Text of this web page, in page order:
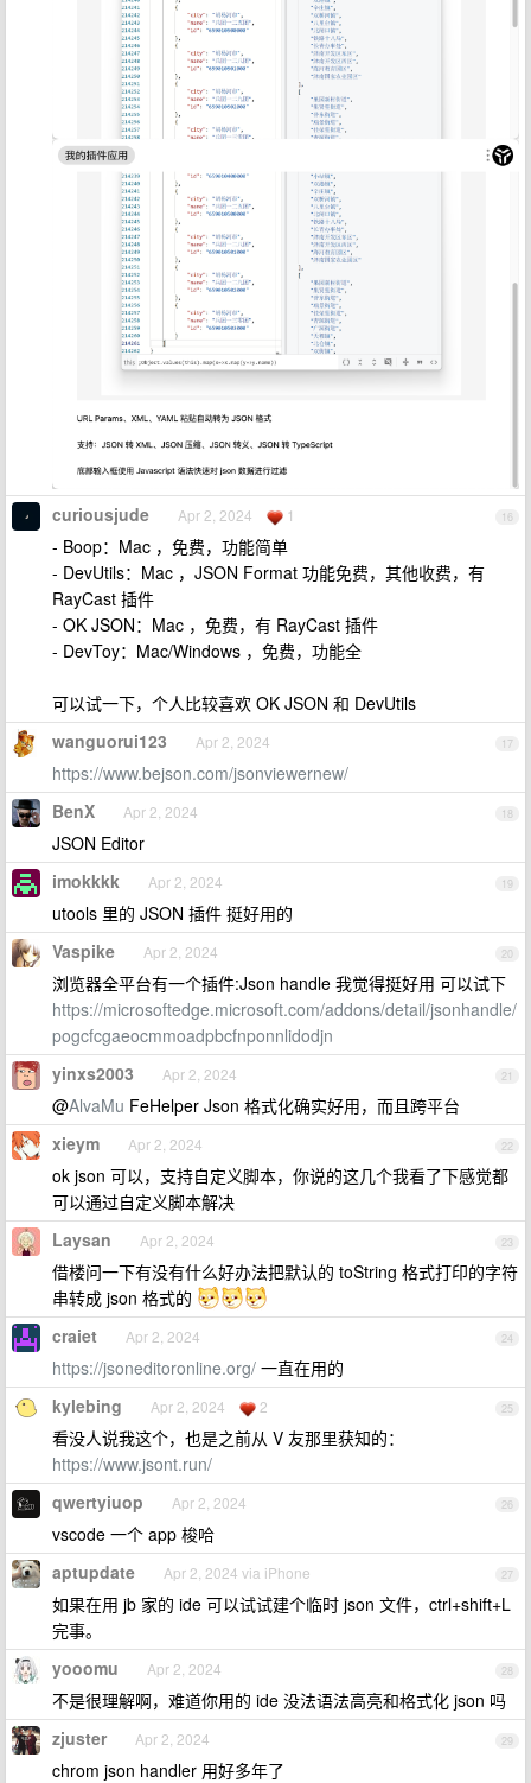
16
curiousjude Apr 2, 2024 1
- Boop：Mac ，免费，功能简单
- DevUtils：Mac ，JSON Format 功能免费，其他收费，有
RayCast 插件
- OK JSON：Mac ，免费，有 RayCast 插件
- DevToy：Mac/Windows ，免费，功能全
可以试一下，个人比较喜欢 OK JSON 和 DevUtils
17
wanguorui123 Apr 2, 2024
https://www.bejson.com/jsonviewernew/
18
BenX Apr 2, 2024
JSON Editor
19
imokkkk Apr 2, 2024
utools 里的 JSON 插件 挺好用的
20
Vaspike Apr 2, 2024
浏览器全平台有一个插件:Json handle 我觉得挺好用 可以试下
https://microsoftedge.microsoft.com/addons/detail/jsonhandle/
pogcfcgaeocmmoadpbcfnponnlidodjn
21
yinxs2003 Apr 2, 2024
@AlvaMu FeHelper Json 格式化确实好用，而且跨平台
22
xieym Apr 2, 2024
ok json 可以，支持自定义脚本，你说的这几个我看了下感觉都
可以通过自定义脚本解决
23
Laysan Apr 2, 2024
借楼问一下有没有什么好办法把默认的 toString 格式打印的字符
串转成 json 格式的
24
craiet Apr 2, 2024
https://jsoneditoronline.org/ 一直在用的
25
kylebing Apr 2, 2024 2
看没人说我这个，也是之前从 V 友那里获知的：
https://www.jsont.run/
26
qwertyiuop Apr 2, 2024
vscode 一个 app 梭哈
27
aptupdate Apr 2, 2024 via iPhone
如果在用 jb 家的 ide 可以试试建个临时 json 文件，ctrl+shift+L
完事。
28
yooomu Apr 2, 2024
不是很理解啊，难道你用的 ide 没法语法高亮和格式化 json 吗
29
zjuster Apr 2, 2024
chrom json handler 用好多年了